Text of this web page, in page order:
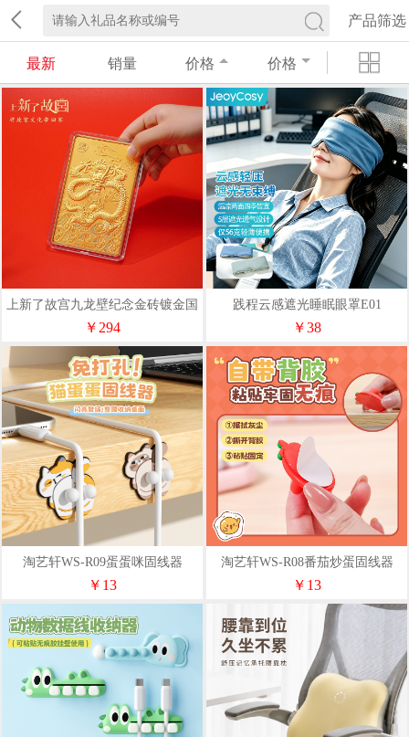
产品筛选
最新 销量 价格 价格
上新了故宫九龙壁纪念金砖镀金国
风经典收藏中秋伴手礼生日礼物
￥294
践程云感遮光睡眠眼罩E01
￥38
淘艺轩WS-R09蛋蛋咪固线器
￥13
淘艺轩WS-R08番茄炒蛋固线器
￥13